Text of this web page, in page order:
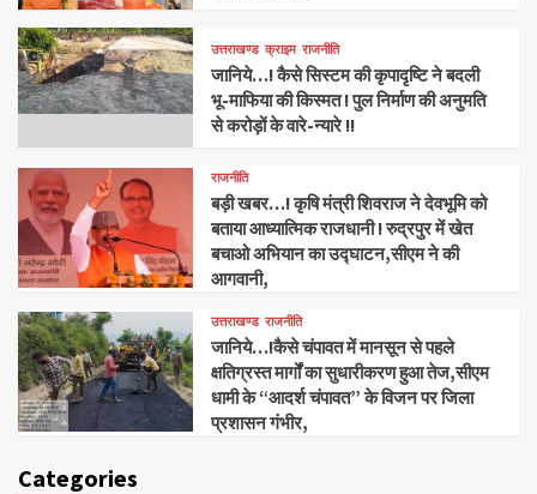
उत्तराखण्ड क्राइम राजनीति
जानिये…! कैसे सिस्टम की कृपादृष्टि ने बदली
भू-माफिया की किस्मत ! पुल निर्माण की अनुमति
से करोड़ों के वारे-न्यारे !!
राजनीति
बड़ी खबर…! कृषि मंत्री शिवराज ने देवभूमि को
बताया आध्यात्मिक राजधानी ! रुद्रपुर में खेत
बचाओ अभियान का उद्घाटन,सीएम ने की
आगवानी,
उत्तराखण्ड राजनीति
जानिये…!कैसे चंपावत में मानसून से पहले
क्षतिग्रस्त मार्गों का सुधारीकरण हुआ तेज,सीएम
धामी के “आदर्श चंपावत” के विजन पर जिला
प्रशासन गंभीर,
Categories